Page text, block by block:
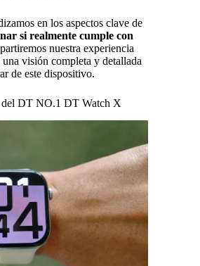
en los aspectos clave de
si realmente cumple con
nuestra experiencia
visión completa y detallada
de este dispositivo.
DT NO.1 DT Watch X